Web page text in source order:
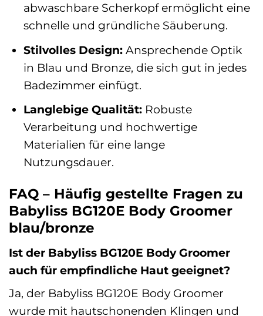
abwaschbare Scherkopf ermöglicht eine
schnelle und gründliche Säuberung.
Stilvolles Design:Ansprechende Optik
in Blau und Bronze, die sich gut in jedes
Badezimmer einfügt.
Langlebige Qualität:Robuste
Verarbeitung und hochwertige
Materialien für eine lange
Nutzungsdauer.
FAQ – Häufig gestellte Fragen zu
Babyliss BG120E Body Groomer
blau/bronze
Ist der Babyliss BG120E Body Groomer
auch für empfindliche Haut geeignet?
Ja, der Babyliss BG120E Body Groomer
wurde mit hautschonenden Klingen und